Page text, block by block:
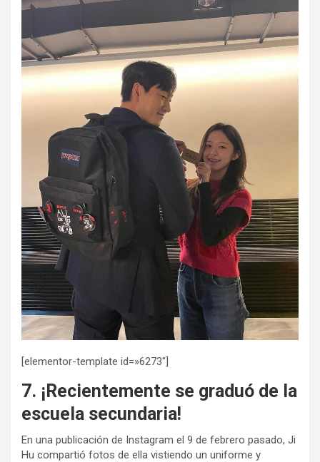
[elementor-template id=»6273″]
7. ¡Recientemente se graduó de la
escuela secundaria!
En una publicación de Instagram el 9 de febrero pasado, Ji
Hu compartió fotos de ella vistiendo un uniforme y